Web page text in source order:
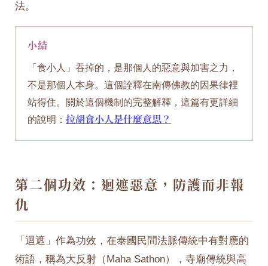
法。
小結
「食小人」吞掉的，是那個人的惡意與加害之力，
不是那個人本身。這個詮釋在南傳佛教的因果律裡
站得住。關於這個機制的完整解釋，這篇有更詳細
的說明： 拉胡食小人是什麼意思？
第二個功效：迴遮惡意，防護而非報
仇
「迴遮」作為功效，在泰國民間法脈傳統中有對應的
術語，稱為大反射（Maha Sathon），寺廟傳統與高